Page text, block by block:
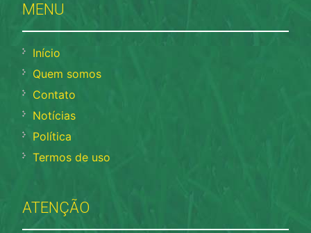
MENU
Início
Quem somos
Contato
Notícias
Política
Termos de uso
ATENÇÃO